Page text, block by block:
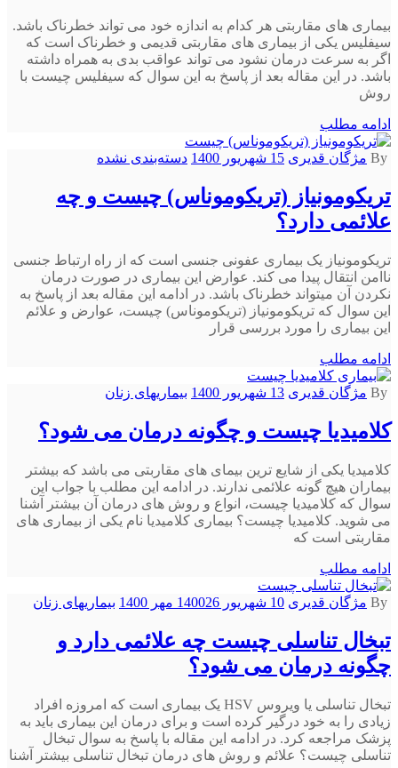
بیماری های مقاربتی هر کدام به اندازه خود می تواند خطرناک باشد.
سیفلیس یکی از بیماری های مقاربتی قدیمی و خطرناک است که
اگر به سرعت درمان نشود می تواند عواقب بدی به همراه داشته
باشد. در این مقاله بعد از پاسخ به این سوال که سیفلیس چیست با
روش
ادامه مطلب
مژگان قدیری 15 شهریور 1400 دسته‌بندی نشده
تریکومونیاز (تریکوموناس) چیست و چه
علائمی دارد؟
تریکومونیاز یک بیماری عفونی جنسی است که از راه ارتباط جنسی
ناامن انتقال پیدا می کند. عوارض این بیماری در صورت درمان
نکردن آن میتواند خطرناک باشد. در ادامه این مقاله بعد از پاسخ به
این سوال که تریکومونیاز (تریکوموناس) چیست، عوارض و علائم
این بیماری را مورد بررسی قرار
ادامه مطلب
مژگان قدیری 13 شهریور 1400 بیماریهای زنان
کلامیدیا چیست و چگونه درمان می شود؟
کلامیدیا یکی از شایع ترین بیمای های مقاربتى می باشد که بیشتر
بیماران هیچ گونه علائمی ندارند. در ادامه این مطلب با جواب این
سوال که کلامیدیا چیست، انواع و روش های درمان آن بیشتر آشنا
می شوید. کلامیدیا چیست؟ بیماری کلامیدیا نام یکی از بیماری های
مقاربتی است که
ادامه مطلب
مژگان قدیری 10 شهریور 1400 26 مهر 1400 بیماریهای زنان
تبخال تناسلی چیست چه علائمی دارد و
چگونه درمان می شود؟
تبخال تناسلی یا ویروس HSV یک بیماری است که امروزه افراد
زیادی را به خود درگیر کرده است و برای درمان این بیماری باید به
پزشک مراجعه کرد. در ادامه این مقاله با پاسخ به سوال تبخال
تناسلی چیست؟ علائم و روش های درمان تبخال تناسلی بیشتر آشنا